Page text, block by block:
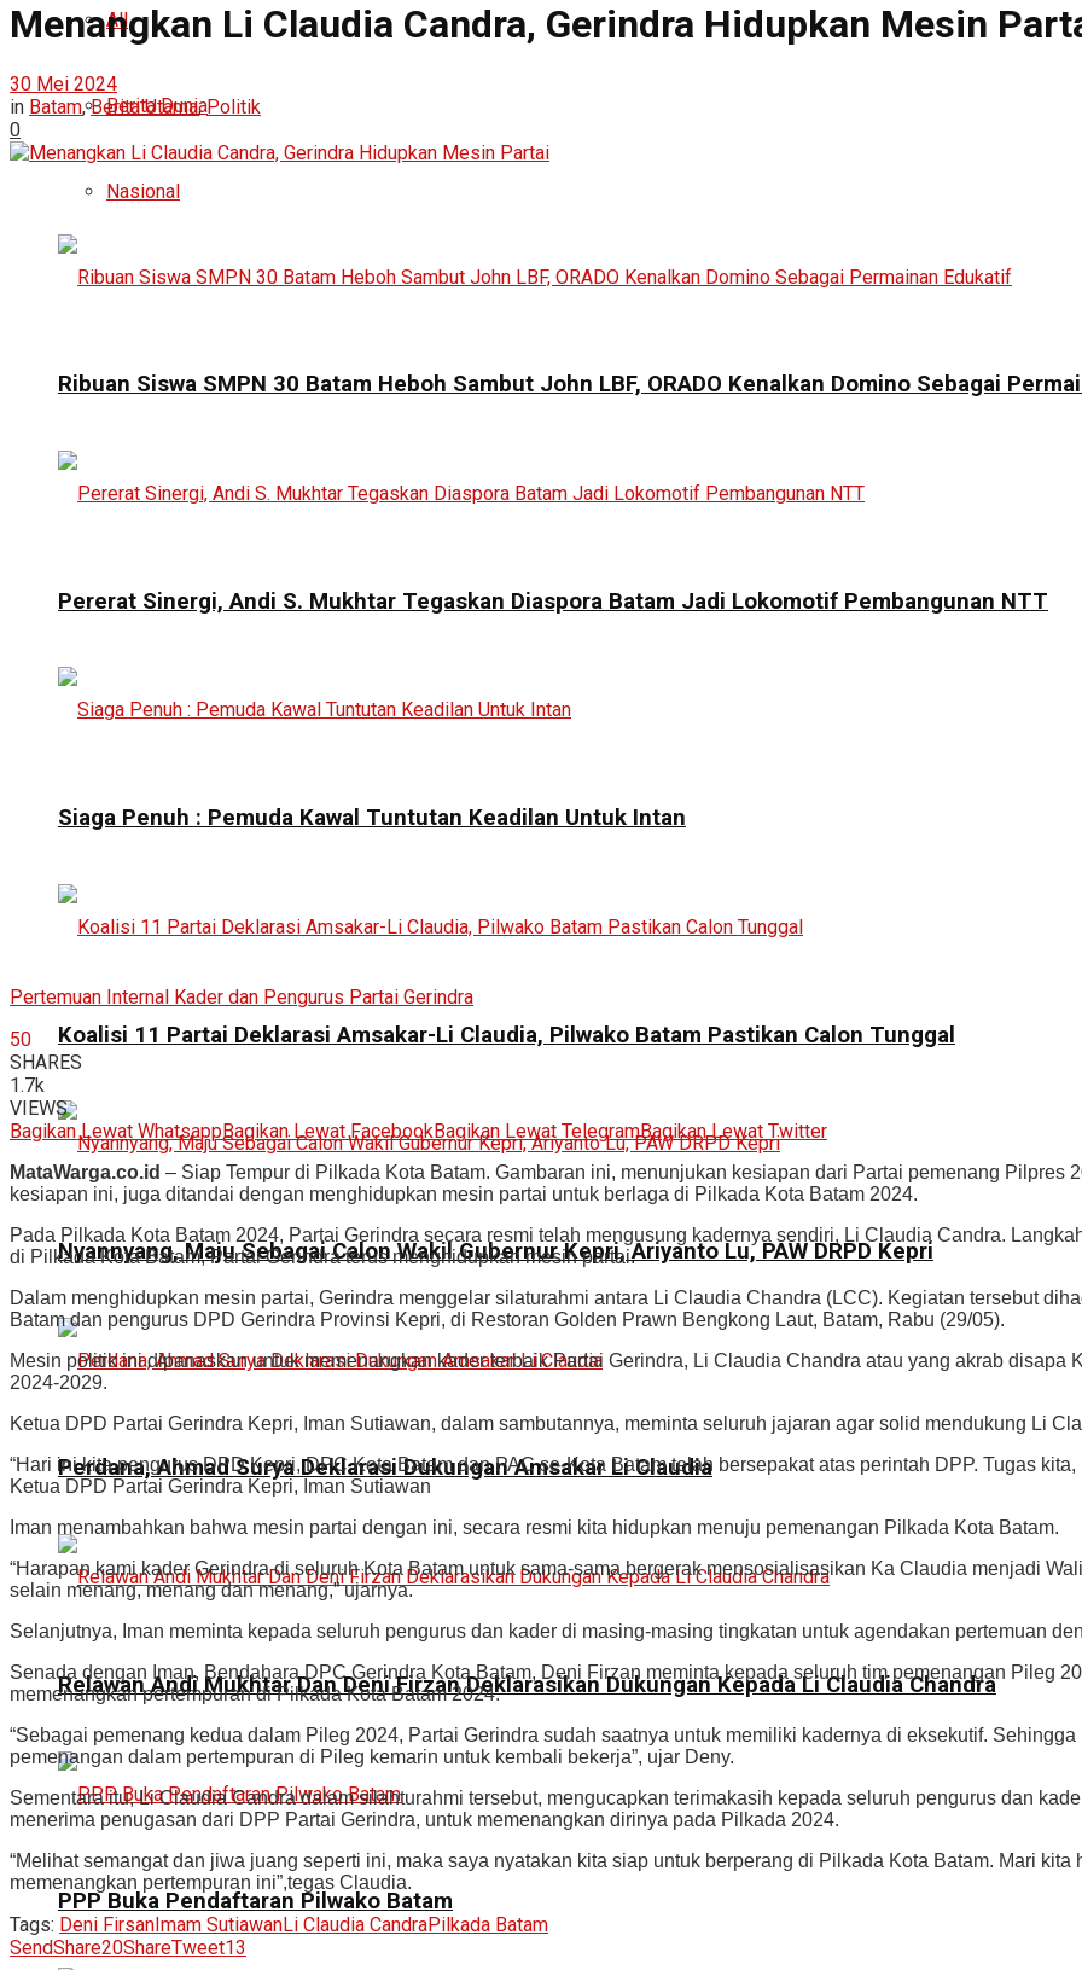
All
Berita Dunia
Nasional
Ribuan Siswa SMPN 30 Batam Heboh Sambut John LBF, ORADO Kenalkan Domino Sebagai
Pererat Sinergi, Andi S. Mukhtar Tegaskan Diaspora Batam Jadi Lokomotif Pembangunan NTT
Siaga Penuh : Pemuda Kawal Tuntutan Keadilan Untuk Intan
Koalisi 11 Partai Deklarasi Amsakar-Li Claudia, Pilwako Batam Pastikan Calon Tunggal
Nyannyang, Maju Sebagai Calon Wakil Gubernur Kepri, Ariyanto Lu, PAW DRPD Kepri
Perdana, Ahmad Surya Deklarasi Dukungan Amsakar Li Claudia
Relawan Andi Mukhtar Dan Deni Firzan Deklarasikan Dukungan Kepada Li Claudia Chandra
PPP Buka Pendaftaran Pilwako Batam
Menangkan Li Claudia Candra, Gerindra Hidupkan Mesin
30 Mei 2024
in Batam,Berita Utama,Politik
0
Pertemuan Internal Kader dan Pengurus Partai Gerindra
50
SHARES
1.7k
VIEWS
Bagikan Lewat WhatsappBagikan Lewat FacebookBagikan Lewat TelegramBagikan Lewat Twitter
MataWarga.co.id – Siap Tempur di Pilkada Kota Batam. Gambaran ini, menunjukan kesiapan dari Partai pemenang Pilpres
kesiapan ini, juga ditandai dengan menghidupkan mesin partai untuk berlaga di Pilkada Kota Batam 2024.
Pada Pilkada Kota Batam 2024, Partai Gerindra secara resmi telah mengusung kadernya sendiri, Li Claudia Candra.
di Pilkada Kota Batam, Partai Gerindra terus menghidupkan mesin partai.
Dalam menghidupkan mesin partai, Gerindra menggelar silaturahmi antara Li Claudia Chandra (LCC). Kegiatan tersebut
Batam dan pengurus DPD Gerindra Provinsi Kepri, di Restoran Golden Prawn Bengkong Laut, Batam, Rabu (29/05).
Mesin politik ini dipanaskan untuk memenangkan kader terbaik Partai Gerindra, Li Claudia Chandra atau yang akrab
2024-2029.
Ketua DPD Partai Gerindra Kepri, Iman Sutiawan, dalam sambutannya, meminta seluruh jajaran agar solid mendukung Li
“Hari ini kita pengurus DPD Kepri, DPC Kota Batam dan PAC se-Kota Batam telah bersepakat atas perintah DPP. Tugas
Ketua DPD Partai Gerindra Kepri, Iman Sutiawan
Iman menambahkan bahwa mesin partai dengan ini, secara resmi kita hidupkan menuju pemenangan Pilkada Kota Batam.
“Harapan kami kader Gerindra di seluruh Kota Batam untuk sama-sama bergerak mensosialisasikan Ka Claudia menjadi
selain menang, menang dan menang,” ujarnya.
Selanjutnya, Iman meminta kepada seluruh pengurus dan kader di masing-masing tingkatan untuk agendakan pertemuan
Senada dengan Iman, Bendahara DPC Gerindra Kota Batam, Deni Firzan meminta kepada seluruh tim pemenangan Pileg
memenangkan pertempuran di Pilkada Kota Batam 2024.
“Sebagai pemenang kedua dalam Pileg 2024, Partai Gerindra sudah saatnya untuk memiliki kadernya di eksekutif.
pemenangan dalam pertempuran di Pileg kemarin untuk kembali bekerja”, ujar Deny.
Sementara itu, Li Claudia Candra dalam silahturahmi tersebut, mengucapkan terimakasih kepada seluruh pengurus dan
menerima penugasan dari DPP Partai Gerindra, untuk memenangkan dirinya pada Pilkada 2024.
“Melihat semangat dan jiwa juang seperti ini, maka saya nyatakan kita siap untuk berperang di Pilkada Kota Batam. Mari
memenangkan pertempuran ini”,tegas Claudia.
Tags: Deni Firsan Imam SutiawanLi Claudia CandraPilkada Batam
SendShare20ShareTweet13